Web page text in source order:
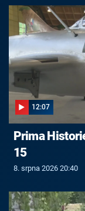
12:07
Prima
15
8. srpna 2026 20:40